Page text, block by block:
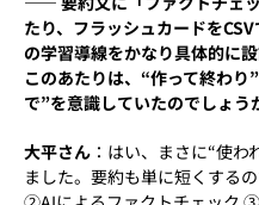
たり、フラッシュカードを
の学習導線をかなり具体的に
このあたりは、“作って終わり
で”を意識していたのでしょう
大平さん ：はい、まさに“使
ました。要約も単に短くする